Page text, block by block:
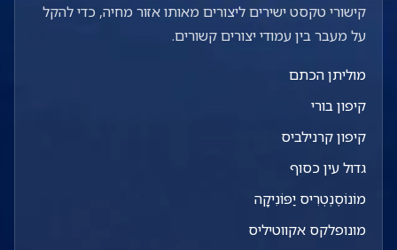
קישורי טקסט ישירים ליצורים מאותו אזור מחיה, כדי להקל
על מעבר בין עמודי יצורים קשורים.
מוליתן הכתם
קיפון בורי
קיפון קרנילביס
גדול עין כסוף
מוֹנוֹסֶנְטְרִיס יַפּוֹנִיקָה
מונופלקס אקווטיליס